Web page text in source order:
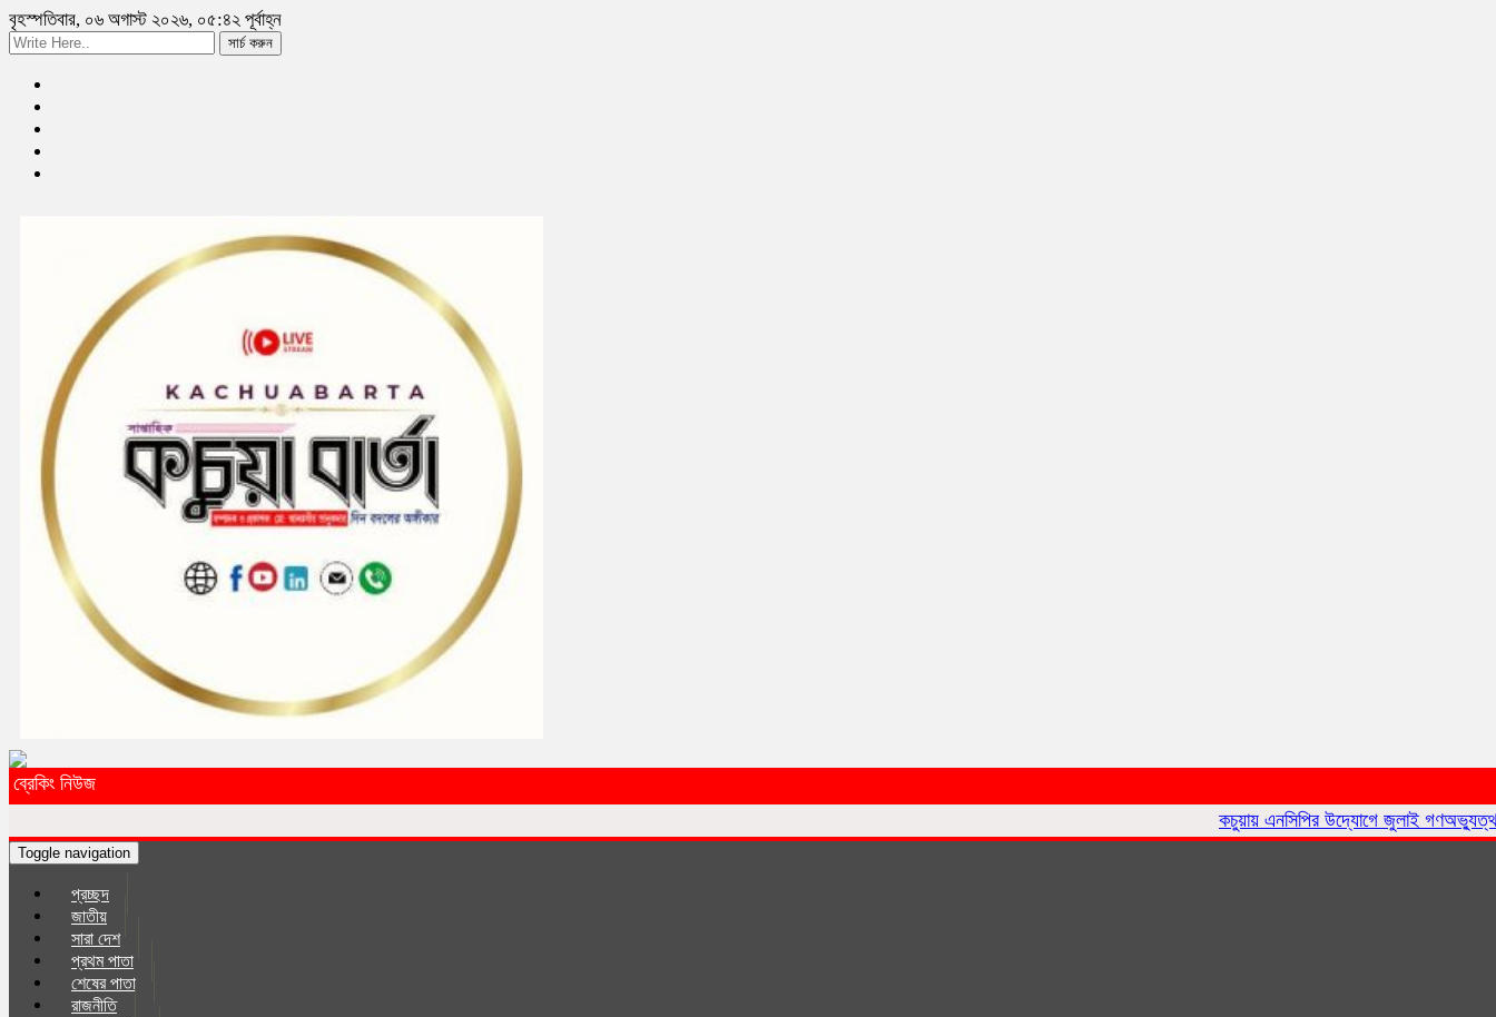
বৃহস্পতিবার, ০৬ অগাস্ট ২০২৬, ০৫:৪২ পূর্বাহ্ন
সার্চ করুন
ব্রেকিং নিউজ
কচুয়ায় এনসিপির উদ্যোগে জুলাই গণঅভ্যুত্থান
Toggle navigation
প্রচ্ছদ
জাতীয়
সারা দেশ
প্রথম পাতা
শেষের পাতা
রাজনীতি